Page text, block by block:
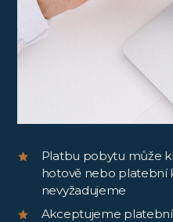
Platbu pobytu může
hotově nebo platební
nevyžadujeme
Akceptujeme platební